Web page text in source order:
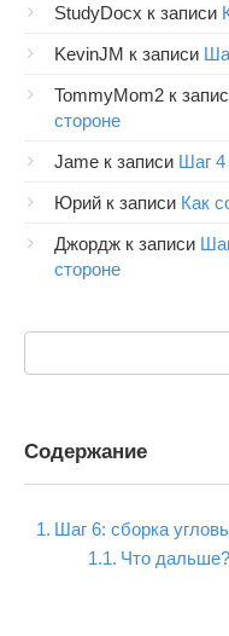
StudyDocx к записи
KevinJM к записи
TommyMom2 к
стороне
Jame к записи Шаг 4
Юрий к записи Как
Джордж к записи
стороне
Содержание
Шаг 6: сборка
Что дальше?